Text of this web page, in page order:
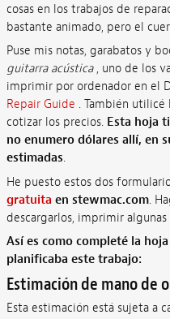
cosas en los trabajos de
bastante animado, pero el
Puse mis notas, garabatos y
guitarra acústica, uno de los
imprimir por ordenador en el
Repair Guide . También utilicé
cotizar los precios. Esta hoja
no enumero dólares allí, en
estimadas.
He puesto estos dos
gratuita en stewmac.com.
descargarlos, imprimir
Así es como completé la
planificaba este trabajo:
Estimación de mano de
Esta estimación está sujeta a